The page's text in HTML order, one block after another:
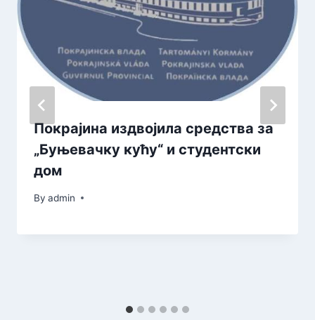
Покрајина издвојила средства за
„Буњевачку кућу“ и студентски
дом
By admin